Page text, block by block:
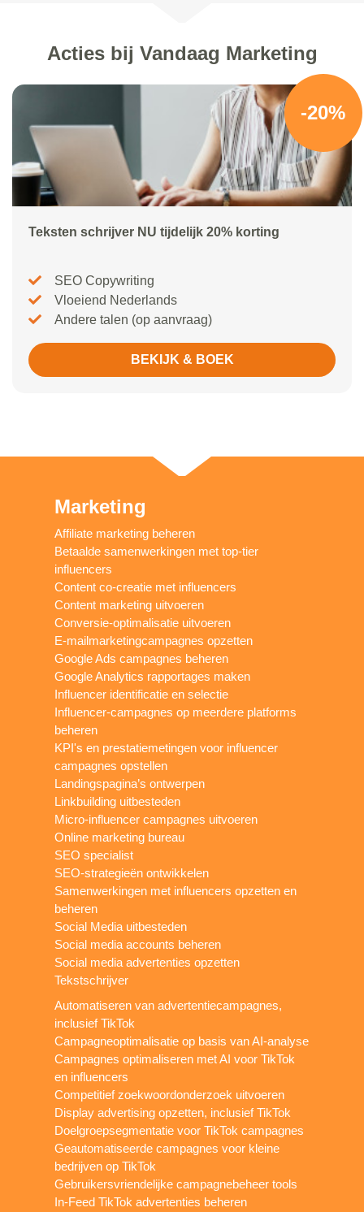
Acties bij Vandaag Marketing
-20%
Teksten schrijver NU tijdelijk 20% korting
SEO Copywriting
Vloeiend Nederlands
Andere talen (op aanvraag)
BEKIJK & BOEK
Marketing
Affiliate marketing beheren
Betaalde samenwerkingen met top-tier
influencers
Content co-creatie met influencers
Content marketing uitvoeren
Conversie-optimalisatie uitvoeren
E-mailmarketingcampagnes opzetten
Google Ads campagnes beheren
Google Analytics rapportages maken
Influencer identificatie en selectie
Influencer-campagnes op meerdere platforms
beheren
KPI's en prestatiemetingen voor influencer
campagnes opstellen
Landingspagina’s ontwerpen
Linkbuilding uitbesteden
Micro-influencer campagnes uitvoeren
Online marketing bureau
SEO specialist
SEO-strategieën ontwikkelen
Samenwerkingen met influencers opzetten en
beheren
Social Media uitbesteden
Social media accounts beheren
Social media advertenties opzetten
Tekstschrijver
Automatiseren van advertentiecampagnes,
inclusief TikTok
Campagneoptimalisatie op basis van AI-analyse
Campagnes optimaliseren met AI voor TikTok
en influencers
Competitief zoekwoordonderzoek uitvoeren
Display advertising opzetten, inclusief TikTok
Doelgroepsegmentatie voor TikTok campagnes
Geautomatiseerde campagnes voor kleine
bedrijven op TikTok
Gebruikersvriendelijke campagnebeheer tools
In-Feed TikTok advertenties beheren